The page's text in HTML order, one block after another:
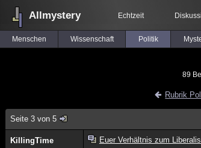
Allmystery Echtzeit
Menschen Wissenschaft Politik
89
Rubrik
Seite 3 von 5
KillingTime Euer Verhältnis zum